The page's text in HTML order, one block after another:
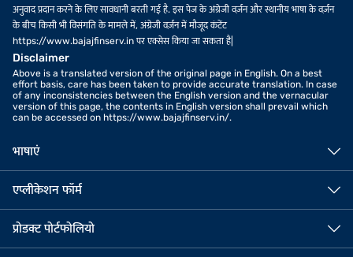
अनुवाद प्रदान करने के लिए सावधानी बरती गई है. इस पेज के अंग्रेजी वर्ज़न और स्थानीय भाषा के वर्ज़न
के बीच किसी भी विसंगति के मामले में, अंग्रेजी वर्ज़न में मौजूद कंटेंट
https://www.bajajfinserv.in पर एक्सेस किया जा सकता है|
Disclaimer
Above is a translated version of the original page in English. On a best
effort basis, care has been taken to provide accurate translation. In case
of any inconsistencies between the English version and the vernacular
version of this page, the contents in English version shall prevail which
can be accessed on https://www.bajajfinserv.in/.
भाषाएं
एप्लीकेशन फॉर्म
प्रोडक्ट पोर्टफोलियो